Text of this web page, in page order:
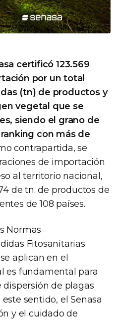
certificó 123.569
por un total
(tn) de productos y
vegetal que se
siendo el grano de
con más de
contrapartida, se
de importación
al territorio nacional,
de tn. de productos de
de 108 países.
Normas
Fitosanitarias
aplican en el
es fundamental para
de plagas
sentido, el Senasa
y el cuidado de